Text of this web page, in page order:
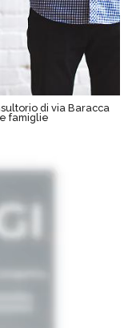
di via Baracca
famiglie